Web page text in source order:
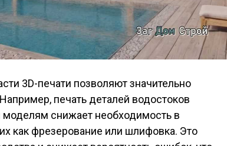
3D-печати позволяют значительно
печать деталей водостоков
снижает необходимость в
как фрезерование или шлифовка. Это